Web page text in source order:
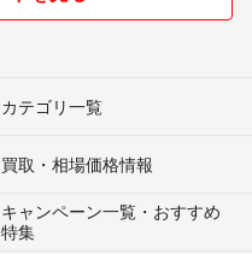
カテゴリ一覧
買取・相場価格情報
キャンペーン一覧・おすすめ
特集